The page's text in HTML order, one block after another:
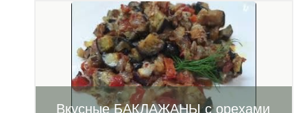
Вкусные БАКЛАЖАНЫ с орехами